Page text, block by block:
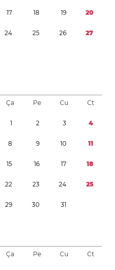
17 18 19 20
24 25 26 27
Ça Pe Cu Ct
1 2 3 4
8 9 10 11
15 16 17 18
22 23 24 25
29 30 31
Ça Pe Cu Ct